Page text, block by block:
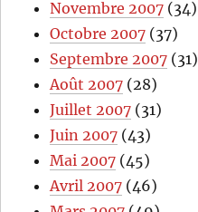
Novembre 2007 (34)
Octobre 2007 (37)
Septembre 2007 (31)
Août 2007 (28)
Juillet 2007 (31)
Juin 2007 (43)
Mai 2007 (45)
Avril 2007 (46)